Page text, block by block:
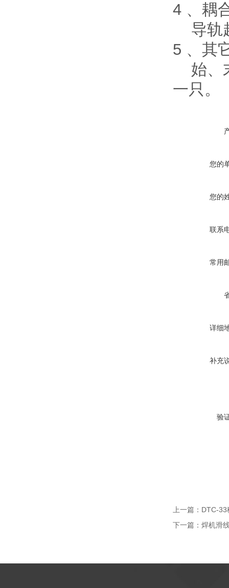
4 、耦
导轨
5 、其
始、
一只。
您的
您的
联系
常用
详细
补充
验
上一篇： DTC-33
下一篇： 焊机滑